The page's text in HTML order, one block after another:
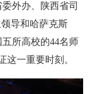
外办、陕西省司
导和哈萨克斯
所高校的44名师
这一重要时刻。